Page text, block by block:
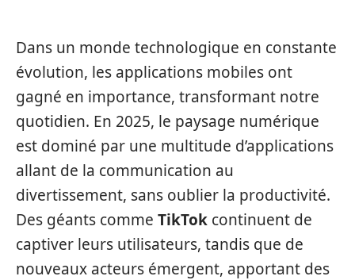
Dans un monde technologique en constante
évolution, les applications mobiles ont
gagné en importance, transformant notre
quotidien. En 2025, le paysage numérique
est dominé par une multitude d’applications
allant de la communication au
divertissement, sans oublier la productivité.
Des géants comme TikTok continuent de
captiver leurs utilisateurs, tandis que de
nouveaux acteurs émergent, apportant des